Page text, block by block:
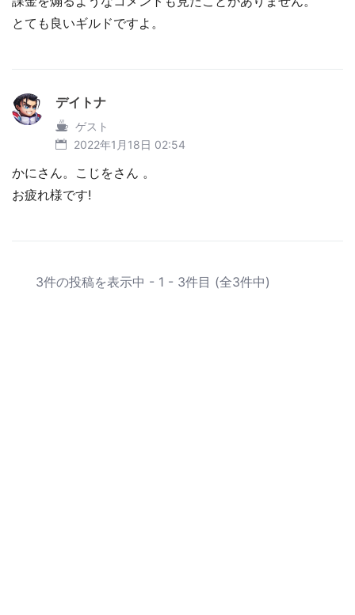
とても良いギルドですよ。
デイトナ
ゲスト
2022年1月18日 02:54
かにさん。こじをさん 。
お疲れ様です!
3件の投稿を表示中 - 1 - 3件目 (全3件中)